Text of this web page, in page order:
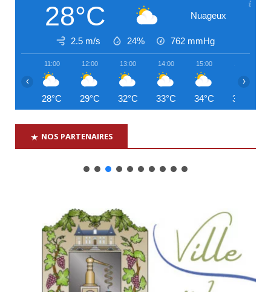
28°C Nuageux
2.5 m/s 24% 762 mmHg
11:00
28°C
12:00
29°C
13:00
32°C
14:00
33°C
15:00
34°C 34°C
‹ ›
NOS PARTENAIRES